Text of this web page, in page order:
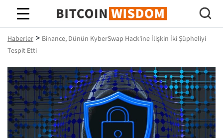
Bitcoin Bilgeliği
Haberler > Binance, Dünün KyberSwap Hack'ine İlişkin İki Şüpheliyi
Tespit Etti